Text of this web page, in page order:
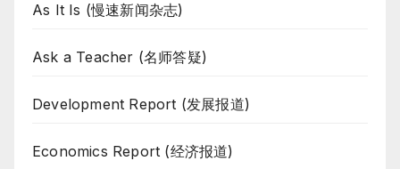
As It Is (慢速新闻杂志)
Ask a Teacher (名师答疑)
Development Report (发展报道)
Economics Report (经济报道)